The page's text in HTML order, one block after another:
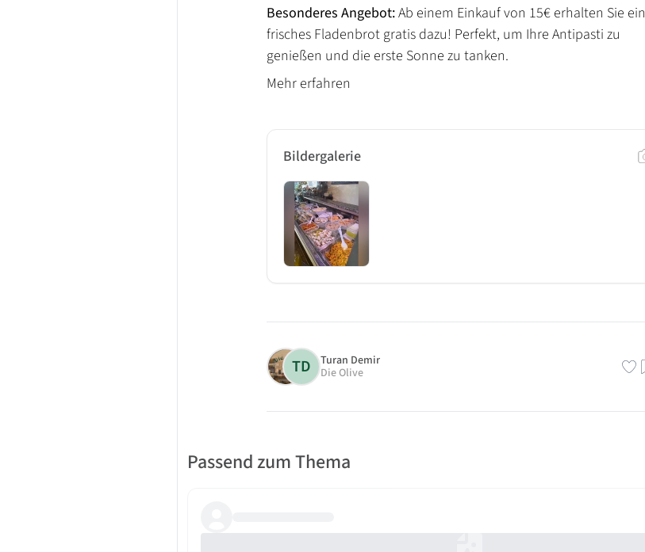
Besonderes Angebot:Ab einem Einkauf von 15€ erhalten Sie ein
frisches Fladenbrot gratis dazu! Perfekt, um Ihre Antipasti zu
genießen und die erste Sonne zu tanken.
Mehr erfahren
Bildergalerie
TD
Turan Demir
Die Olive
Passend zum Thema